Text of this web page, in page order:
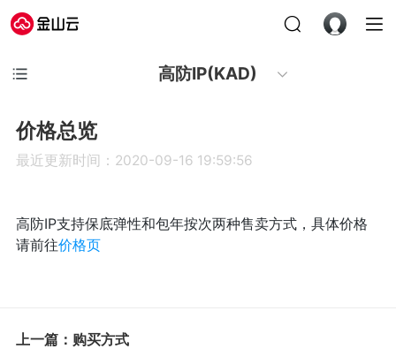
高防IP(KAD)
价格总览
最近更新时间：2020-09-16 19:59:56
高防IP支持保底弹性和包年按次两种售卖方式，具体价格
请前往价格页
上一篇：购买方式